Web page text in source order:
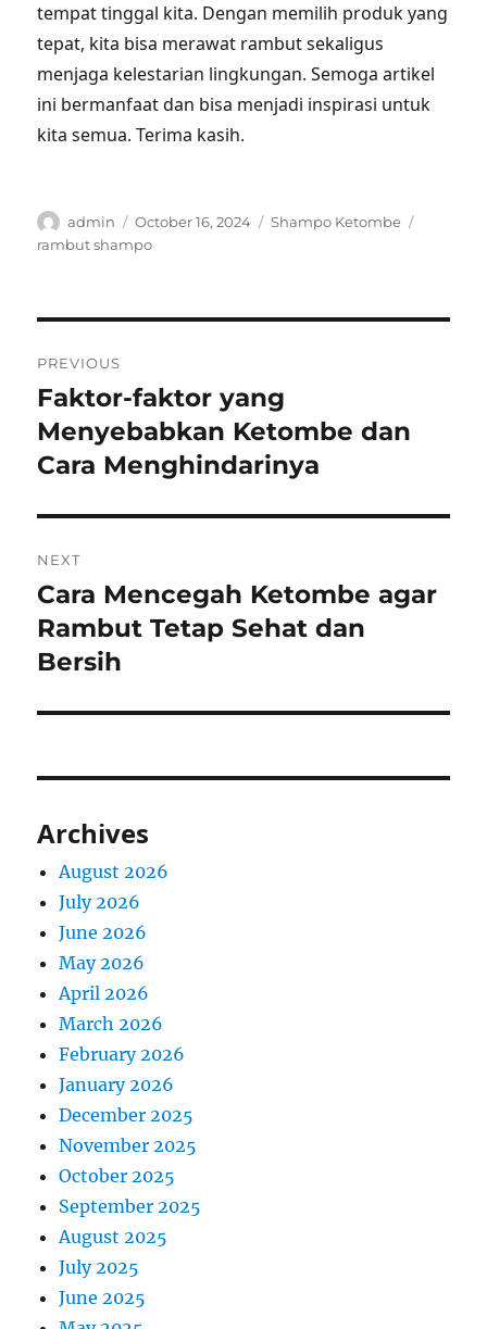
tempat tinggal kita. Dengan memilih produk yang
tepat, kita bisa merawat rambut sekaligus
menjaga kelestarian lingkungan. Semoga artikel
ini bermanfaat dan bisa menjadi inspirasi untuk
kita semua. Terima kasih.
Author
admin
Posted
on
October 16, 2024 Categories
Shampo Ketombe
rambut shampo
navigation
PREVIOUS
Previous
post:
Faktor-faktor yang
Menyebabkan Ketombe dan
Cara Menghindarinya
NEXT
Next
post:
Cara Mencegah Ketombe agar
Rambut Tetap Sehat dan
Bersih
Archives
August 2026
July 2026
June 2026
May 2026
April 2026
March 2026
February 2026
January 2026
December 2025
November 2025
October 2025
September 2025
August 2025
July 2025
June 2025